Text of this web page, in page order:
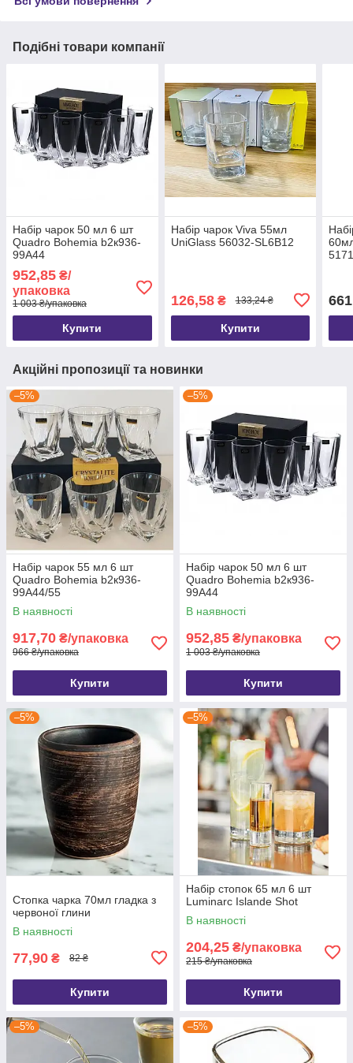
Подібні товари компанії
Набір чарок 50 мл 6 шт
Quadro Bohemia b2к936-
99А44
952,85 ₴/
упаковка
1 003 ₴/упаковка
Купити
Набір чарок Viva 55мл
UniGlass 56032-SL6B12
126,58₴ 133,24 ₴
Купити
661
Акційні пропозиції та новинки
–5%
Набір чарок 55 мл 6 шт
Quadro Bohemia b2к936-
99А44/55
В наявності
917,70 ₴/упаковка
966 ₴/упаковка
Купити
–5%
Набір чарок 50 мл 6 шт
Quadro Bohemia b2к936-
99А44
В наявності
952,85 ₴/упаковка
1 003 ₴/упаковка
Купити
–5%
Стопка чарка 70мл гладка з
червоної глини
В наявності
77,90 ₴ 82 ₴
Купити
–5%
Набір стопок 65 мл 6 шт
Luminarc Islande Shot
В наявності
204,25 ₴/упаковка
215 ₴/упаковка
Купити
–5% –5%